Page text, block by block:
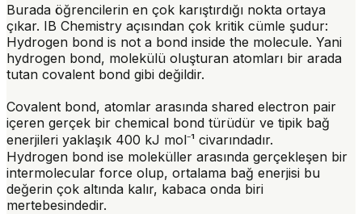
Burada öğrencilerin en çok karıştırdığı nokta ortaya
çıkar. IB Chemistry açısından çok kritik cümle şudur:
Hydrogen bond is not a bond inside the molecule. Yani
hydrogen bond, molekülü oluşturan atomları bir arada
tutan covalent bond gibi değildir.
Covalent bond, atomlar arasında shared electron pair
içeren gerçek bir chemical bond türüdür ve tipik bağ
enerjileri yaklaşık 400 kJ mol⁻¹ civarındadır.
Hydrogen bond ise moleküller arasında gerçekleşen bir
intermolecular force olup, ortalama bağ enerjisi bu
değerin çok altında kalır, kabaca onda biri
mertebesindedir.